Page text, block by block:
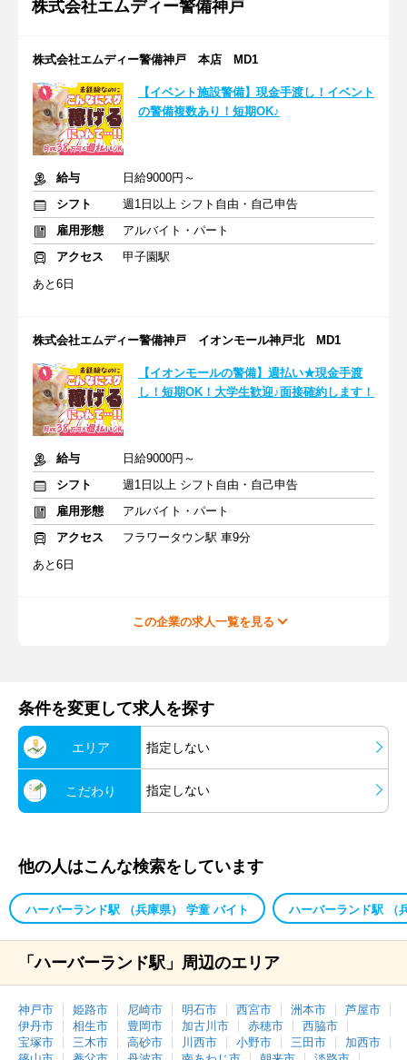
株式会社エムディー警備神戸
株式会社エムディー警備神戸 本店 MD1
【イベント施設警備】現金手渡し！イベント
の警備複数あり！短期OK♪
給与
日給9000円～
シフト
週1日以上 シフト自由・自己申告
雇用形態
アルバイト・パート
アクセス
甲子園駅
あと6日
株式会社エムディー警備神戸 イオンモール神戸北 MD1
【イオンモールの警備】週払い★現金手渡
し！短期OK！大学生歓迎♪面接確約します！
給与
日給9000円～
シフト
週1日以上 シフト自由・自己申告
雇用形態
アルバイト・パート
アクセス
フラワータウン駅 車9分
あと6日
この企業の求人一覧を見る
条件を変更して求人を探す
エリア 指定しない
こだわり 指定しない
他の人はこんな検索をしています
ハーバーランド駅 （兵庫県） 学童 バイト ハーバーランド駅 （
「ハーバーランド駅」周辺のエリア
神戸市 姫路市 尼崎市 明石市 西宮市 洲本市
芦屋市
伊丹市
相生市 豊岡市 加古川市 赤穂市
西脇市
宝塚市
三木市 高砂市 川西市 小野市 三田市
加西市